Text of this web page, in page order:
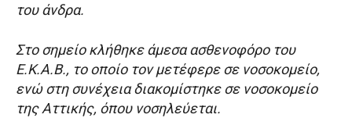
του άνδρα.
Στο σημείο κλήθηκε άμεσα ασθενοφόρο του
Ε.Κ.Α.Β., το οποίο τον μετέφερε σε νοσοκομείο,
ενώ στη συνέχεια διακομίστηκε σε νοσοκομείο
της Αττικής, όπου νοσηλεύεται.